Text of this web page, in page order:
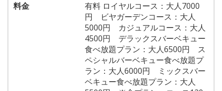
料金
有料 ロイヤルコース：大人7000
円 ビヤガーデンコース：大人
5000円 カジュアルコース：大人
4500円 デラックスバーベキュー
食べ放題プラン：大人6500円 ス
ペシャルバーベキュー食べ放題プ
ラン：大人6000円 ミックスバー
ベキュー食べ放題プラン：大人